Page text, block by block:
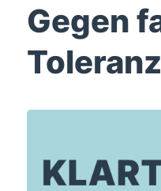
Gegen